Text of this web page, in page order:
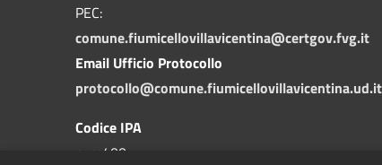
PEC:
comune.fiumicellovillavicentina@certgov.fvg.it
Email Ufficio Protocollo
protocollo@comune.fiumicellovillavicentina.ud.it
Codice IPA
c_m400